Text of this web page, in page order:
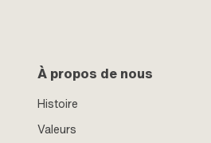
À propos de nous
Histoire
Valeurs